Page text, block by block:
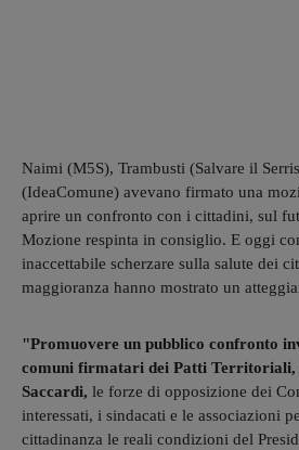
Naimi (M5S), Trambusti (Salvare il
(IdeaComune) avevano firmato una
aprire un confronto con i cittadini, sul
Mozione respinta in consiglio. E oggi
inaccettabile scherzare sulla salute dei
maggioranza hanno mostrato un
"Promuovere un pubblico confronto
comuni firmatari dei Patti Territoriali,
Saccardi, le forze di opposizione dei
interessati, i sindacati e le associazioni
cittadinanza le reali condizioni del